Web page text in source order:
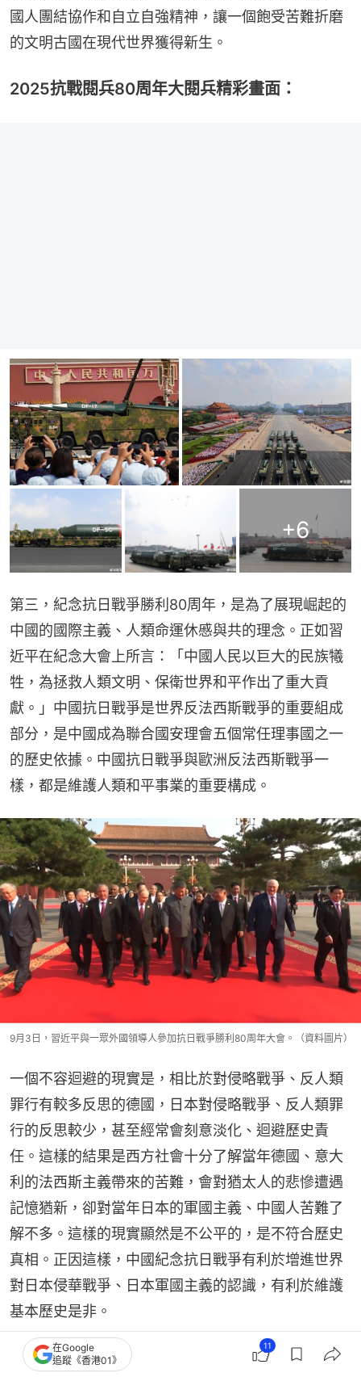
國人團結協作和自立自強精神，讓一個飽受苦難折磨
的文明古國在現代世界獲得新生。
2025抗戰閱兵80周年大閱兵精彩畫面：
+6
第三，紀念抗日戰爭勝利80周年，是為了展現崛起的
中國的國際主義、人類命運休慼與共的理念。正如習
近平在紀念大會上所言：「中國人民以巨大的民族犧
牲，為拯救人類文明、保衛世界和平作出了重大貢
獻。」中國抗日戰爭是世界反法西斯戰爭的重要組成
部分，是中國成為聯合國安理會五個常任理事國之一
的歷史依據。中國抗日戰爭與歐洲反法西斯戰爭一
樣，都是維護人類和平事業的重要構成。
9月3日，習近平與一眾外國領導人參加抗日戰爭勝利80周年大會。（資料圖片）
一個不容迴避的現實是，相比於對侵略戰爭、反人類
罪行有較多反思的德國，日本對侵略戰爭、反人類罪
行的反思較少，甚至經常會刻意淡化、迴避歷史責
任。這樣的結果是西方社會十分了解當年德國、意大
利的法西斯主義帶來的苦難，會對猶太人的悲慘遭遇
記憶猶新，卻對當年日本的軍國主義、中國人苦難了
解不多。這樣的現實顯然是不公平的，是不符合歷史
真相。正因這樣，中國紀念抗日戰爭有利於增進世界
對日本侵華戰爭、日本軍國主義的認識，有利於維護
基本歷史是非。
日本侵華戰爭以極其慘重、血腥的教訓說明一個樸素
在Google
追蹤《香港01》
11